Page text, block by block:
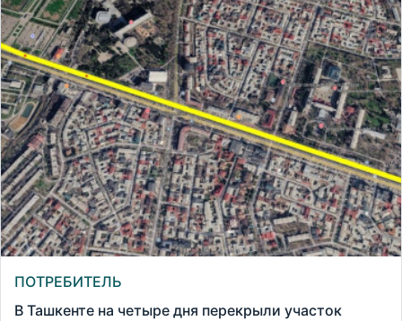
ПОТРЕБИТЕЛЬ
В Ташкенте на четыре дня перекрыли участок